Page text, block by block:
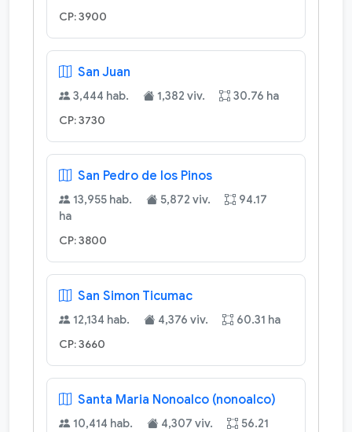
CP: 3900
San Juan
3,444 hab. 1,382 viv. 30.76 ha
CP: 3730
San Pedro de los Pinos
13,955 hab. 5,872 viv.
94.17
ha
CP: 3800
San Simon Ticumac
12,134 hab. 4,376 viv. 60.31 ha
CP: 3660
Santa Maria Nonoalco (nonoalco)
10,414 hab. 4,307 viv.
56.21